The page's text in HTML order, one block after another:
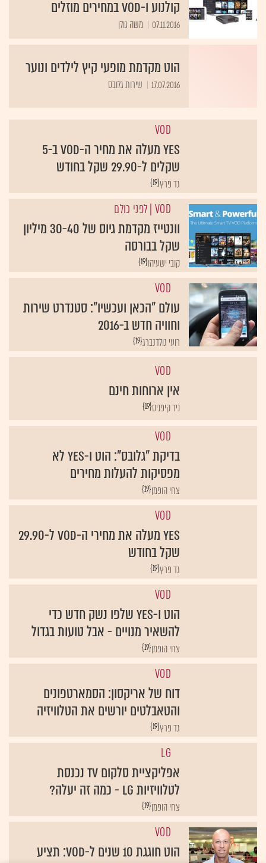
קולנוע ו-VOD במחירים מוזלים
07.11.2016 משה גולן
הוט מקדמת מופעי קיץ לילדים ונוער
17.07.2016 שירות גלובס
VOD
yes מעלה את מחיר ה-VOD ב-5
שקלים ל-29.90 שקל בחודש
{19}גד פרץ
VOD| לפני כולם
וונטייז מקדמת גיוס של 30-40 מיליון
שקל בבורסה
{19}קובי ישעיהו
VOD
עולם "הכאן ועכשיו": סטנדרט שירות
וחוויה חדש ב-2016
{19}רועי גולדנברג
VOD
אין ארוחות חינם
{19}ניר קיפניס
VOD
בדיקת "גלובס": הוט ו-yes לא
מפסיקות להעלות מחירים
{19}צחי הופמן
VOD
yes מעלה את מחירי ה-VOD ל-29.90
שקל בחודש
{19}גד פרץ
VOD
הוט ו-yes שלפו נשק חדש כדי
להשאיר מנויים - אבל טועות בגדול
{19}צחי הופמן
VOD
דוח של אריקסון: הסמארטפונים
והטאבלטים יורשים את הטלוויזיה
{19}גד פרץ
LG
אפליקציית סלקום TV נכנסת
לטלוויזיות LG - כמה זה יעלה?
{19}צחי הופמן
VOD
הוט חוגגת 10 שנים ל-VOD: תציע